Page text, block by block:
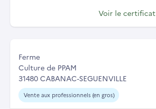
Voir le certificat
Ferme
Culture de PPAM
31480 CABANAC-SEGUENVILLE
Vente aux professionnels (en gros)